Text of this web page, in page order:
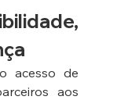
acesso de
aos